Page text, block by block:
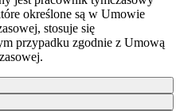
określone są w Umowie
stosuje się
przypadku zgodnie z Umową